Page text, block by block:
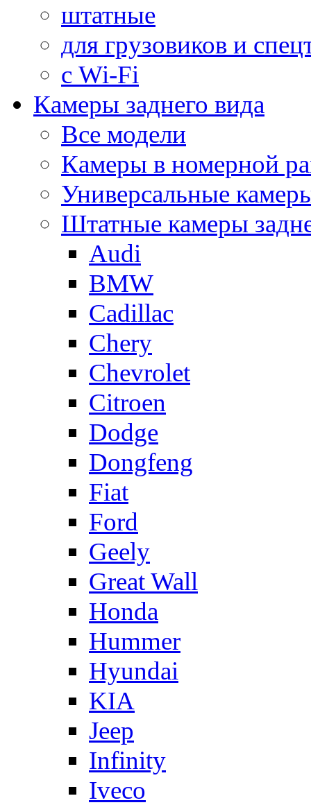
штатные
для грузовиков и
с Wi-Fi
Камеры заднего вида
Все модели
Камеры в номерной
Универсальные
Штатные камеры
Audi
BMW
Cadillac
Chery
Chevrolet
Citroen
Dodge
Dongfeng
Fiat
Ford
Geely
Great Wall
Honda
Hummer
Hyundai
KIA
Jeep
Infinity
Iveco